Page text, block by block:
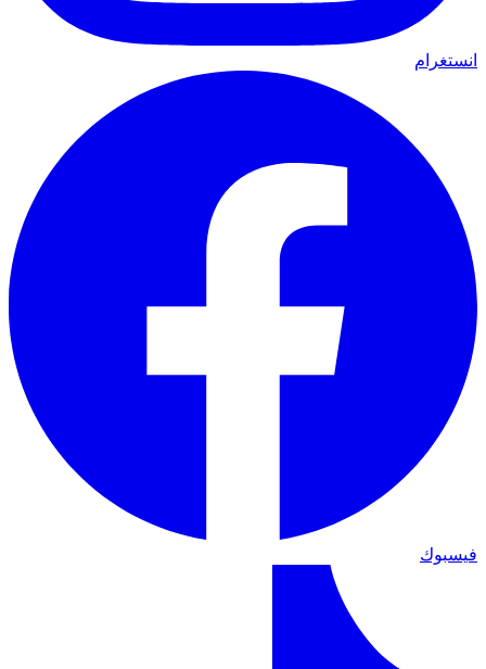
انستغرام
فيسبوك